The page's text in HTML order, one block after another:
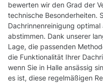
bewerten wir den Grad der
technische Besonderheiten.
Dachrinnenreinigung
abstimmen. Dank unserer
Lage, die passenden
die Funktionalität Ihrer
wenn Sie in Halle ansässig
es ist, diese regelmäßigen